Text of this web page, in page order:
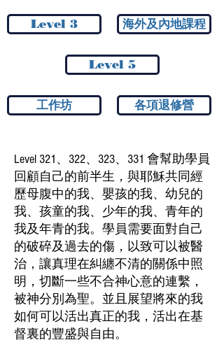
Level 3 海外及內地課程
Level 5
工作坊 各項退修營
Level 321、322、323、331 會幫助學員
回顧自己的前半生，與耶穌共同經
歷母腹中的我、嬰孩的我、幼兒的
我、孩童的我、少年的我、青年的
我及年青的我。學員需要面對自己
的破碎及過去的傷，以致可以被醫
治，讓真理在糾纏不清的關係中照
明，切斷一些不合神心意的連繫，
被神分別為聖。並且展望將來的我
如何可以活出真正的我，活出在基
督裏的豐盛與自由。